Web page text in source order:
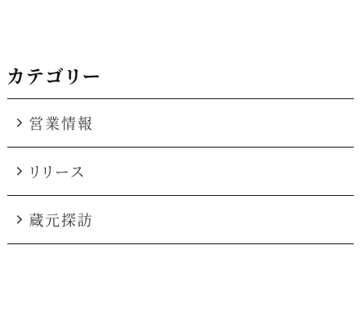
カテゴリー
営業情報
リリース
蔵元探訪